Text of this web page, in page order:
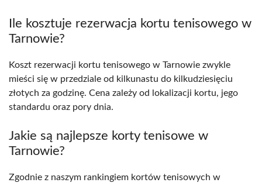
Ile kosztuje rezerwacja kortu tenisowego w
Tarnowie?
Koszt rezerwacji kortu tenisowego w Tarnowie zwykle
mieści się w przedziale od kilkunastu do kilkudziesięciu
złotych za godzinę. Cena zależy od lokalizacji kortu, jego
standardu oraz pory dnia.
Jakie są najlepsze korty tenisowe w
Tarnowie?
Zgodnie z naszym rankingiem kortów tenisowych w